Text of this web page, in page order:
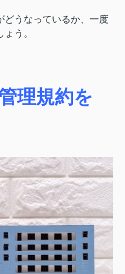
どうなっているか、一度
う。
理規約を